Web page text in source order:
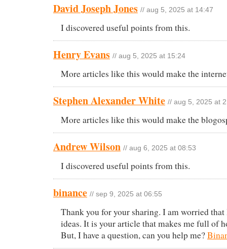
David Joseph Jones // aug 5, 2025 at 14:47
I discovered useful points from this.
Henry Evans // aug 5, 2025 at 15:24
More articles like this would make the
Stephen Alexander White // aug 5, 2025 at
More articles like this would make the
Andrew Wilson // aug 6, 2025 at 08:53
I discovered useful points from this.
binance // sep 9, 2025 at 06:55
Thank you for your sharing. I am worried
ideas. It is your article that makes me full of
But, I have a question, can you help me?